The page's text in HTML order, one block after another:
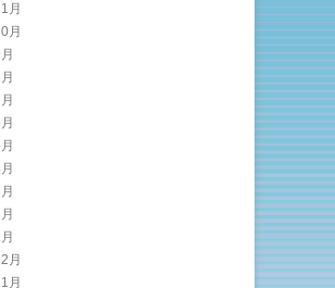
月
月
月
月